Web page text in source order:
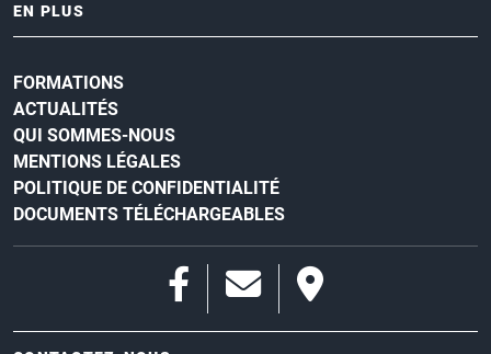
EN PLUS
FORMATIONS
ACTUALITÉS
QUI SOMMES-NOUS
MENTIONS LÉGALES
POLITIQUE DE CONFIDENTIALITÉ
DOCUMENTS TÉLÉCHARGEABLES